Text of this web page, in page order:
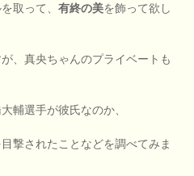
取って、有終の美を飾って欲し
、真央ちゃんのプライベートも
輔選手が彼氏なのか、
撃されたことなどを調べてみま